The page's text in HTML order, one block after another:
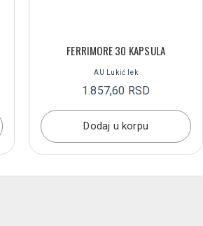
AU Lukić lek
FERRIMORE 30 KAPSULA
1.857,60 RSD
Dodaj u korpu